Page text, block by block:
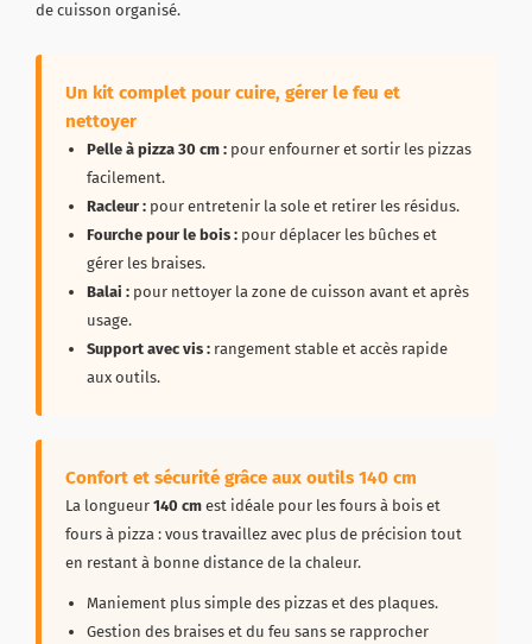
de cuisson organisé.
Un kit complet pour cuire, gérer le feu et
nettoyer
Pelle à pizza 30 cm : pour enfourner et sortir les pizzas
facilement.
Racleur : pour entretenir la sole et retirer les résidus.
Fourche pour le bois : pour déplacer les bûches et
gérer les braises.
Balai : pour nettoyer la zone de cuisson avant et après
usage.
Support avec vis : rangement stable et accès rapide
aux outils.
Confort et sécurité grâce aux outils 140 cm
La longueur 140 cm est idéale pour les fours à bois et
fours à pizza : vous travaillez avec plus de précision tout
en restant à bonne distance de la chaleur.
Maniement plus simple des pizzas et des plaques.
Gestion des braises et du feu sans se rapprocher